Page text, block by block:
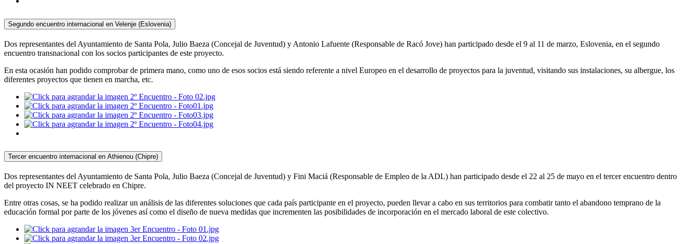
Segundo encuentro internacional en Velenje (Eslovenia)
Dos representantes del Ayuntamiento de Santa Pola, Julio Baeza (Concejal de Juventud) y Antonio Lafuente (Responsable de Racó Jove) han participado desde el 9 al 11 de marzo, Eslovenia, en el segundo
encuentro transnacional con los socios participantes de este proyecto.
En esta ocasión han podido comprobar de primera mano, como uno de esos socios está siendo referente a nivel Europeo en el desarrollo de proyectos para la juventud, visitando sus instalaciones, su albergue, los
diferentes proyectos que tienen en marcha, etc.
Tercer encuentro internacional en Athienou (Chipre)
Dos representantes del Ayuntamiento de Santa Pola, Julio Baeza (Concejal de Juventud) y Fini Maciá (Responsable de Empleo de la ADL) han participado desde el 22 al 25 de mayo en el tercer encuentro dentro
del proyecto IN NEET celebrado en Chipre.
Entre otras cosas, se ha podido realizar un análisis de las diferentes soluciones que cada país participante en el proyecto, pueden llevar a cabo en sus territorios para combatir tanto el abandono temprano de la
educación formal por parte de los jóvenes así como el diseño de nueva medidas que incrementen las posibilidades de incorporación en el mercado laboral de este colectivo.